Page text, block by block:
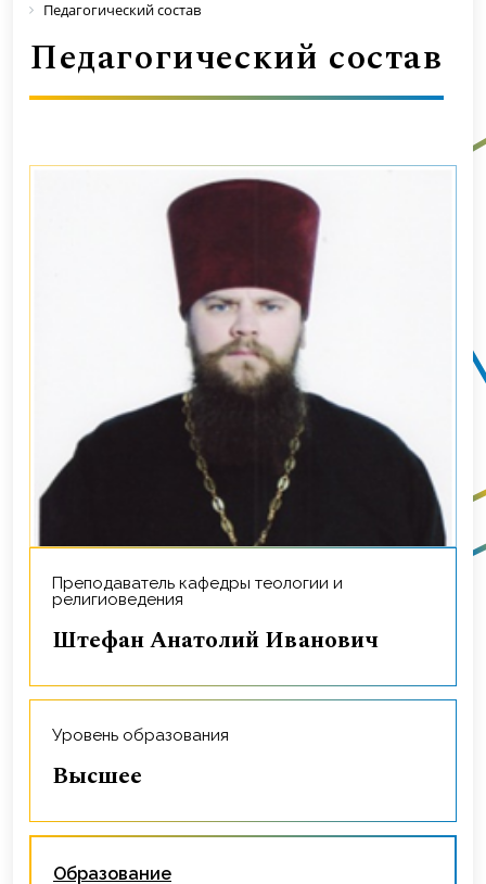
Педагогический состав
Педагогический состав
Преподаватель кафедры теологии и
религиоведения
Штефан Анатолий Иванович
Уровень образования
Высшее
Образование